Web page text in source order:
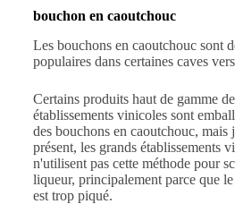
bouchon en caoutchouc
Les bouchons en caoutchouc sont
populaires dans certaines caves
Certains produits haut de gamme
établissements vinicoles sont
des bouchons en caoutchouc, mais
présent, les grands établissements
n'utilisent pas cette méthode pour
liqueur, principalement parce que
est trop piqué.